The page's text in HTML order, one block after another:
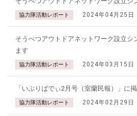
協力隊活動レポート 2024年04月25日
そうべつアウトドアネットワーク設立シ
ます
協力隊活動レポート 2024年03月15日
「いぶりばでぃ2月号（室蘭民報）」に
協力隊活動レポート 2024年02月29日